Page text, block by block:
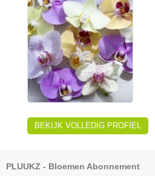
BEKIJK VOLLEDIG PROFIEL
PLUUKZ - Bloemen Abonnement